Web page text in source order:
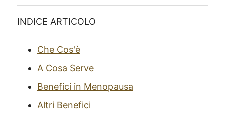
INDICE ARTICOLO
Che Cos'è
A Cosa Serve
Benefici in Menopausa
Altri Benefici